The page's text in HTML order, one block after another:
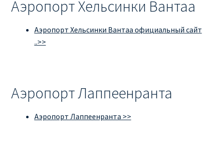
Аэропорт Хельсинки Вантаа
Аэропорт Хельсинки Вантаа официальный сайт
..>>
Аэропорт Лаппеенранта
Аэропорт Лаппеенранта >>